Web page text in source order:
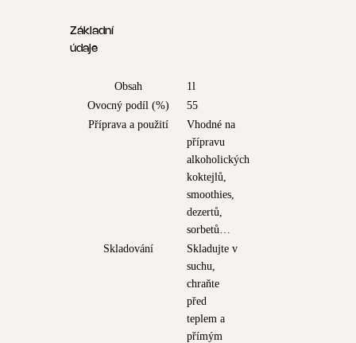
Základní
údaje
Obsah
1l
Ovocný podíl (%)
55
Příprava a použití
Vhodné na
přípravu
alkoholických
koktejlů,
smoothies,
dezertů,
sorbetů…
Skladování
Skladujte v
suchu,
chraňte
před
teplem a
přímým